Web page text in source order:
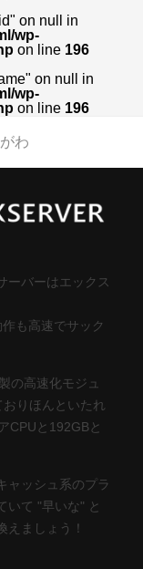
on null in
wp-
on line 196
on null in
wp-
on line 196
わ
ーバーはエックス
も高速でサック
の高速化モジュ
りほんといたれ
CPUと192GBと
ャッシュ系のプラ
いて "早いな" と
えましょう！